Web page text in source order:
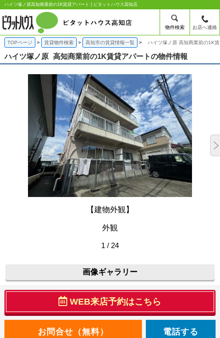
ハイツ塚ノ原高知商業前の1K賃貸アパート | ピタットハウス高知店
物件検索 お店へ連絡
TOPページ 賃貸物件検索 高知市の賃貸情報一覧 ハイツ塚ノ原 高知商業前の1K
ハイツ塚ノ原 高知商業前の1K賃貸アパートの物件情報
【建物外観】
外観
1 / 24
画像ギャラリー
WEB来店予約はこちら
電話する